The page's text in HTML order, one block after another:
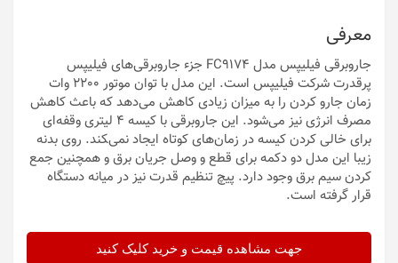
معرفی
جاروبرقی فیلیپس مدل FC9174 جزء جاروبرقی‌های فیلیپس
پرقدرت شرکت فیلیپس است. این مدل با توان موتور 2200 وات
زمان جارو کردن را به میزان زیادی کاهش می‌دهد که باعث کاهش
مصرف انرژی نیز می‌شود. این جاروبرقی با کیسه 4 لیتری وقفه‌ای
برای خالی کردن کیسه در زمان‌های کوتاه ایجاد نمی‌‍کند. روی بدنه
زیبا این مدل دو دکمه برای قطع و وصل جریان برق و همچنین جمع
کردن سیم برق وجود دارد. پیچ تنظیم قدرت نیز در میانه دستگاه
قرار گرفته است.
جهت مشاهده قیمت و خرید کلیک کنید